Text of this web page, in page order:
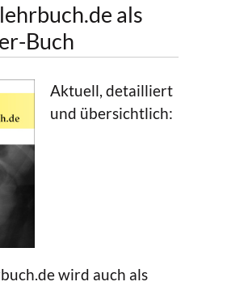
als
Buch
Aktuell, detailliert
und übersichtlich:
wird auch als